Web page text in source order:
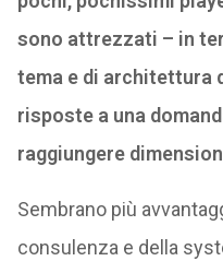
sono attrezzati – in
tema e di architettura
risposte a una
raggiungere
Sembrano più
consulenza e della